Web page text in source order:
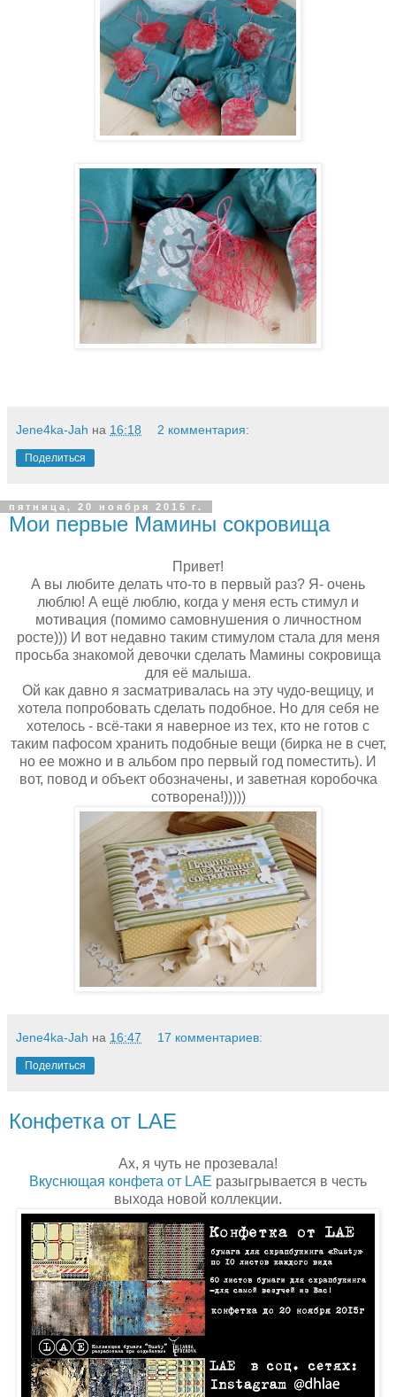
Jene4ka-Jah на 16:18 2 комментария:
Поделиться
пятница, 20 ноября 2015 г.
Мои первые Мамины сокровища
Привет!
А вы любите делать что-то в первый раз? Я- очень
люблю! А ещё люблю, когда у меня есть стимул и
мотивация (помимо самовнушения о личностном
росте))) И вот недавно таким стимулом стала для меня
просьба знакомой девочки сделать Мамины сокровища
для её малыша.
Ой как давно я засматривалась на эту чудо-вещицу, и
хотела попробовать сделать подобное. Но для себя не
хотелось - всё-таки я наверное из тех, кто не готов с
таким пафосом хранить подобные вещи (бирка не в счет,
но ее можно и в альбом про первый год поместить). И
вот, повод и объект обозначены, и заветная коробочка
сотворена!)))))
Jene4ka-Jah на 16:47 17 комментариев:
Поделиться
Конфетка от LAE
Ах, я чуть не прозевала!
Вкуснющая конфета от LAE разыгрывается в честь
выхода новой коллекции.